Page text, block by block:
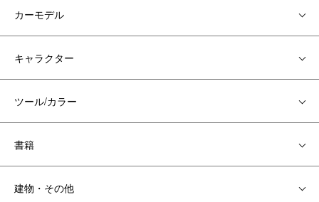
カーモデル
キャラクター
ツール/カラー
書籍
建物・その他